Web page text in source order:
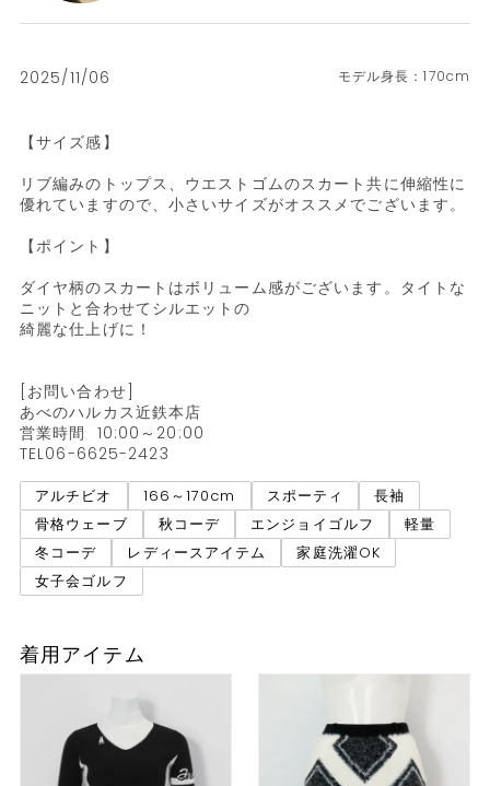
2025/11/06 170cm
【サイズ感】
リブ編みのトップス、ウエストゴムのスカート共に伸縮性に
優れていますので、小さいサイズがオススメでございます。
【ポイント】
ダイヤ柄のスカートはボリューム感がございます。タイトな
ニットと合わせてシルエットの
綺麗な仕上げに！
[お問い合わせ]
あべのハルカス近鉄本店
営業時間  10:00～20:00
TEL06-6625-2423
アルチビオ 166～170cm スポーティ
長袖
骨格ウェーブ
秋コーデ エンジョイゴルフ
軽量
冬コーデ
レディースアイテム
家庭洗濯OK
女子会ゴルフ
着用アイテム